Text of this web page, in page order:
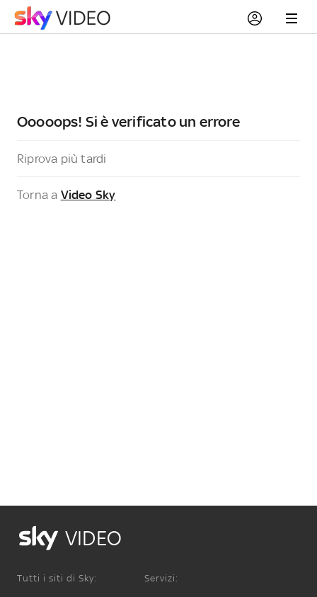
Ooooops! Si è verificato un errore
Riprova più tardi
Torna a Video Sky
VIDEO
Tutti i siti di Sky: Servizi: